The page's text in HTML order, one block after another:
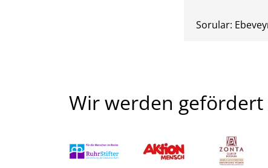
Sorular:
Wir werden